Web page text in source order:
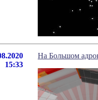
15:33
На Большом